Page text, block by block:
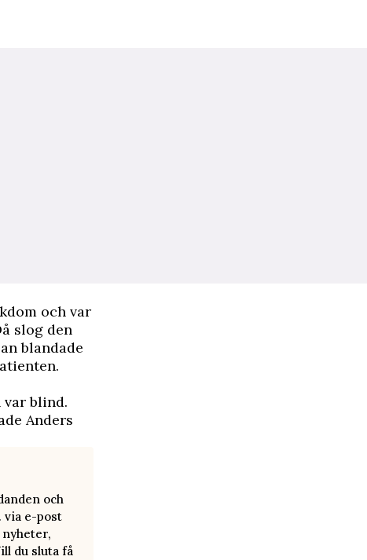
och var
slog den
blandade
var blind.
Anders
och
via e-post
nyheter,
du sluta få